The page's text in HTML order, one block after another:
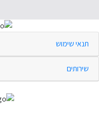
תנאי שימוש
שירותים